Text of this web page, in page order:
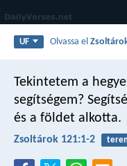
UF Olvassa el
Tekintetem a
segítségem?
és a földet alkotta.
Zsoltárok 121:1-2